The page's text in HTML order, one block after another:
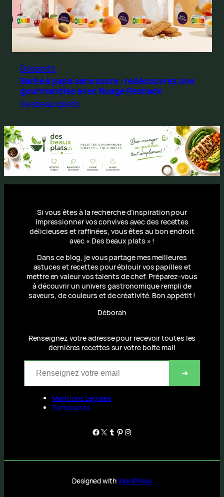
Desserts
Barbe à papa sans sucre : redécouvrez une
gourmandise avec Nuage Resnack
Desbeauxplats
Si vous êtes à la recherche d’inspiration pour
impressionner vos convives avec des recettes
délicieuses et raffinées, vous êtes au bon endroit
avec « Des beaux plats » !
Dans ce blog, je vous partage mes meilleures
astuces et recettes pour éblouir vos papilles et
mettre en valeur vos talents de chef. Préparez-vous
à découvrir un univers gastronomique rempli de
saveurs, de couleurs et de créativité. Bon appétit !
Déborah
Renseignez votre adresse pour recevoir toutes les
dernières recettes sur votre boite mail
Renseignez votre email
➔
Mentions Légales
Partenaires
Facebook
X Tumblr
Pinterest
Instagram
Designed withWordPress